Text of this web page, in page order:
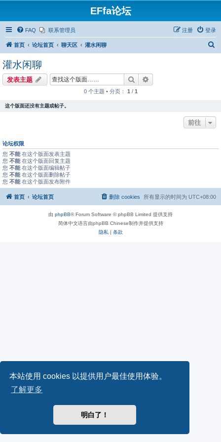
本站使用 cookies 以提供用户最佳使用体验。
了解更多
明白了！
EFfa论坛
FAQ 联系管理员 登录
注册
首页 论坛首页 聊天区 灌水闲聊
灌水闲聊
发表主题 搜索
0 个主题 • 分页： 1 / 1
这个版面还没有主题或帖子。
前往
论坛权限
您 不能 在这个版面发表主题
您 不能 在这个版面回复主题
您 不能 在这个版面编辑帖子
您 不能 在这个版面删除帖子
您 不能 在这个版面发布附件
首页 论坛首页 所有显示的时间为 UTC+08:00
删除 cookies
由 phpBB® Forum Software © phpBB Limited 提供支持
简体中文语言由phpBB Chinese制作并提供支持
隐私 | 条款